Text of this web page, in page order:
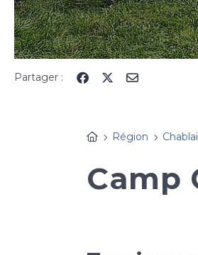
Partager :
Région
Camp